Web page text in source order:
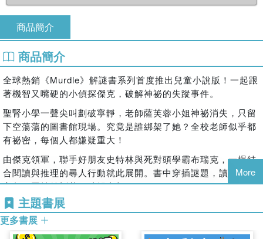
商品簡介
商品簡介
全球熱銷《Murdle》解謎書系列首度推出兒童小說版！一起跟
著機智又嘴硬的小偵探傑克，破解神祕的失蹤事件。
聖腎小學一聲尖叫劃破寧靜，老師薩芙蓉小姐神祕消失，只留
下空蕩蕩的圖書館現場。究竟是誰綁架了她？全校老師似乎都
有祕密，每個人都嫌疑重大！
由傑克領軍，聯手好朋友史特林與死對頭學霸布瑞克，一場結
合閱讀與推理的尋人行動就此展開。書中穿插謎題，讀者可與
主角一同抽絲剝繭，破解真相！
The phenomenally bestselling Murdle series presents the
first Murdle Junior novel, featuring tough-talking Jake in a
thrilling detective mystery with puzzles and clues to
More
主題書展
更多書展